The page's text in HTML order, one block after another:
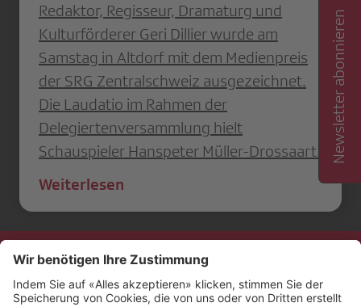
Redaktor, Regisseur, Dramaturg und
Kulturförderer Geri Dillier wurde am
Samstag in Altdorf mit dem Medienpreis
der SRG Zentralschweiz ausgezeichnet.
Die Laudatio im Rahmen der
Delegiertenversammlung hielt
Schauspieler Hanspeter Müller-Drossaart.
Weiterlesen
Newsletter abonnieren
Kontakt